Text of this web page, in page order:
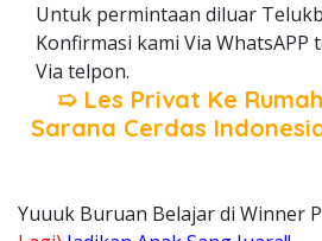
Untuk permintaan diluar
Konfirmasi kami Via
Via telpon.
➯ Les Privat Ke
Sarana Cerdas
Yuuuk Buruan Belajar di Winner